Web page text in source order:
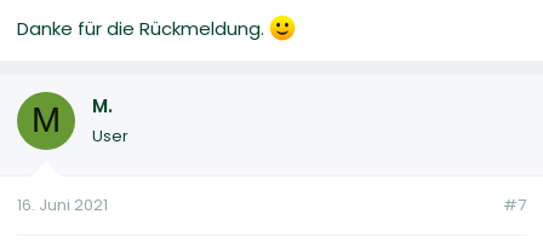
Danke für die Rückmeldung.
M M.
User
16. Juni 2021 #7